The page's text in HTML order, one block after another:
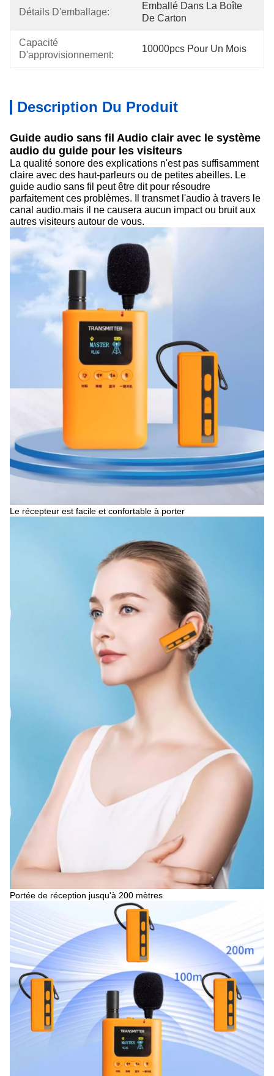
Détails D'emballage:
Emballé Dans La Boîte
De Carton
Capacité
D'approvisionnement:
10000pcs Pour Un Mois
Description Du Produit
Guide audio sans fil Audio clair avec le système
audio du guide pour les visiteurs
La qualité sonore des explications n'est pas suffisamment
claire avec des haut-parleurs ou de petites abeilles. Le
guide audio sans fil peut être dit pour résoudre
parfaitement ces problèmes. Il transmet l'audio à travers le
canal audio.mais il ne causera aucun impact ou bruit aux
autres visiteurs autour de vous.
Le récepteur est facile et confortable à porter
Portée de réception jusqu'à 200 mètres